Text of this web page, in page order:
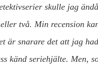
skulle jag
två. Min recension
är snarare det att jag
känd seriehjälte. Men,